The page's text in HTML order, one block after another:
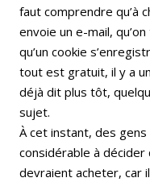
faut comprendre qu’à
envoie un e-mail,
qu’un cookie
tout est gratuit, il y a
déjà dit plus tôt,
sujet.
À cet instant, des
considérable à
devraient acheter, car